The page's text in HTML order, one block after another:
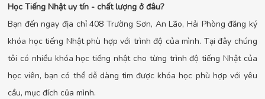
Học Tiếng Nhật uy tín - chất lượng ở đâu?
Bạn đến ngay địa chỉ 408 Trường Sơn, An Lão, Hải Phòng đăng ký
khóa học tiếng Nhật phù hợp với trình độ của mình. Tại đây chúng
tôi có nhiều khóa học tiếng nhật cho từng trình độ tiếng Nhật của
học viên, bạn có thể dễ dàng tìm được khóa học phù hợp với yêu
cầu, mục đích của mình.